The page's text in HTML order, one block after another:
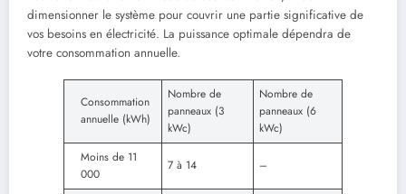
dimensionner le système pour couvrir une partie significative de
vos besoins en électricité. La puissance optimale dépendra de
votre consommation annuelle.
Consommation
annuelle (kWh)
Nombre de
panneaux (3
kWc)
Nombre de
panneaux (6
kWc)
Moins de 11
000
7 à 14 –